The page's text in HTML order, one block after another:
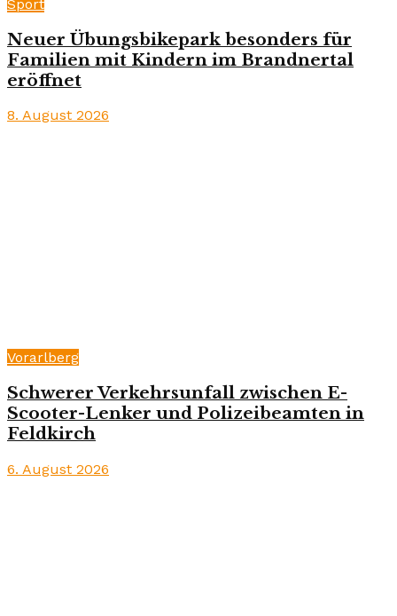
Sport
Neuer Übungsbikepark besonders für
Familien mit Kindern im Brandnertal
eröffnet
8. August 2026
Vorarlberg
Schwerer Verkehrsunfall zwischen E-
Scooter-Lenker und Polizeibeamten in
Feldkirch
6. August 2026